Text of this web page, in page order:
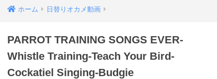
ホーム 日替りオカメ動画
PARROT TRAINING SONGS EVER-
Whistle Training-Teach Your Bird-
Cockatiel Singing-Budgie